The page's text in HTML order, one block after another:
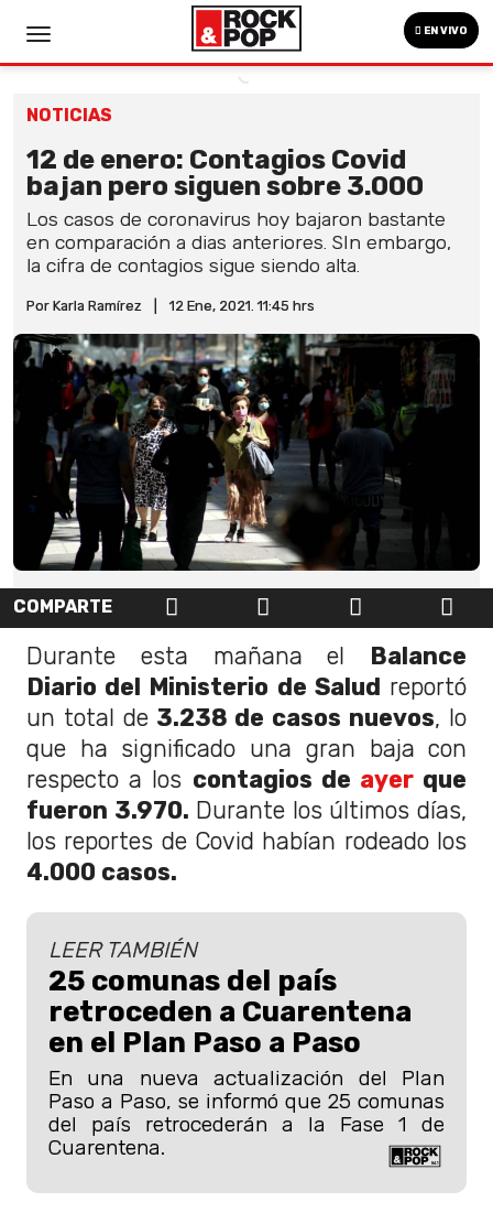
EN VIVO
NOTICIAS
12 de enero: Contagios Covid
bajan pero siguen sobre 3.000
Los casos de coronavirus hoy bajaron bastante
en comparación a dias anteriores. SIn embargo,
la cifra de contagios sigue siendo alta.
Por Karla Ramírez 12 Ene, 2021. 11:45 hrs
COMPARTE
Durante esta mañana el
Balance
Diario del Ministerio de Salud reportó
un total de3.238 de casos nuevos, lo
que ha significado una gran baja con
respecto a los contagios de ayerque
fueron 3.970. Durante los últimos días,
los reportes de Covid habían rodeado los
4.000 casos.
LEER TAMBIÉN
25 comunas del país
retroceden a Cuarentena
en el Plan Paso a Paso
En una nueva actualización del Plan
Paso a Paso, se informó que 25 comunas
del país retrocederán a la Fase 1 de
Cuarentena.